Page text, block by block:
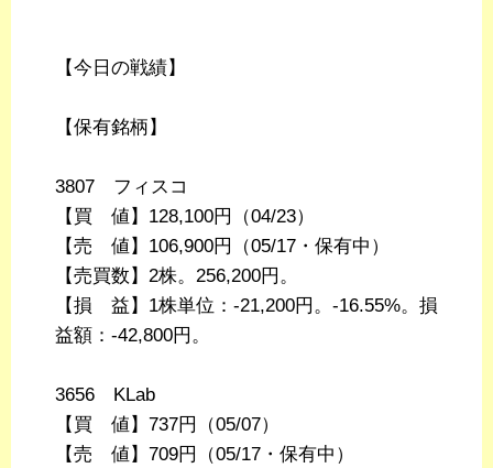
【今日の戦績】
【保有銘柄】
3807 フィスコ
【買 値】128,100円（04/23）
【売 値】106,900円（05/17・保有中）
【売買数】2株。256,200円。
【損 益】1株単位：-21,200円。-16.55%。損
益額：-42,800円。
3656 KLab
【買 値】737円（05/07）
【売 値】709円（05/17・保有中）